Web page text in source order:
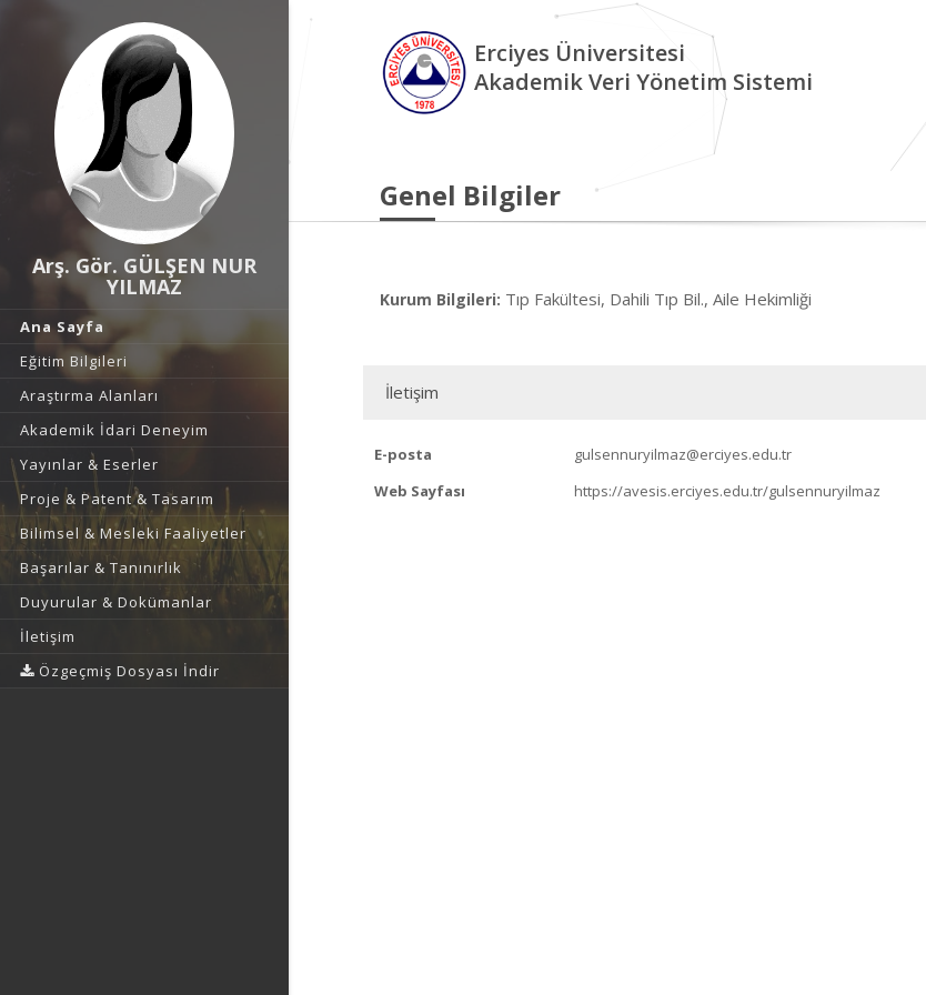
Arş. Gör. GÜLŞEN NUR
YILMAZ
Ana Sayfa
Eğitim Bilgileri
Araştırma Alanları
Akademik İdari Deneyim
Yayınlar & Eserler
Proje & Patent & Tasarım
Bilimsel & Mesleki Faaliyetler
Başarılar & Tanınırlık
Duyurular & Dokümanlar
İletişim
Özgeçmiş Dosyası İndir
Erciyes Üniversitesi
Akademik Veri Yönetim Sistemi
Genel Bilgiler
Kurum Bilgileri: Tıp Fakültesi, Dahili Tıp Bil., Aile Hekimliği
İletişim
E-posta
gulsennuryilmaz@erciyes.edu.tr
Web Sayfası
https://avesis.erciyes.edu.tr/gulsennuryilmaz